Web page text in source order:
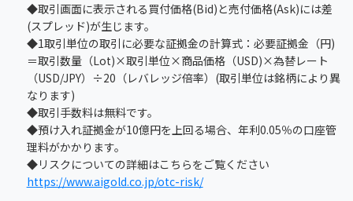
◆取引画面に表示される買付価格(Bid)と売付価格(Ask)には差
(スプレッド)が生じます。
◆1取引単位の取引に必要な証拠金の計算式：必要証拠金（円)
＝取引数量（Lot)×取引単位×商品価格（USD)×為替レート
（USD/JPY）÷20（レバレッジ倍率）(取引単位は銘柄により異
なります)
◆取引手数料は無料です。
◆預け入れ証拠金が10億円を上回る場合、年利0.05％の口座管
理料がかかります。
◆リスクについての詳細はこちらをご覧ください
https://www.aigold.co.jp/otc-risk/